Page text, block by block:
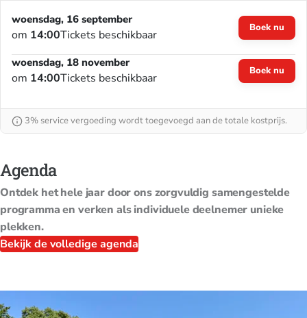
woensdag, 16 september
om 14:00Tickets beschikbaar
Boek nu
woensdag, 18 november
om 14:00Tickets beschikbaar
Boek nu
3% service vergoeding wordt toegevoegd aan de totale kostprijs.
Agenda
Ontdek het hele jaar door ons zorgvuldig samengestelde
programma en verken als individuele deelnemer unieke
plekken.
Bekijk de volledige agenda